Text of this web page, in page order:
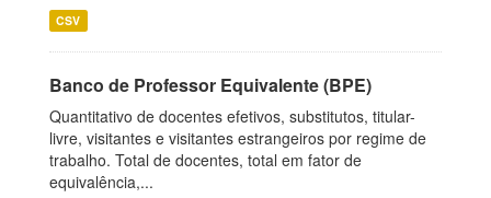
CSV
Banco de Professor Equivalente (BPE)
Quantitativo de docentes efetivos, substitutos, titular-
livre, visitantes e visitantes estrangeiros por regime de
trabalho. Total de docentes, total em fator de
equivalência,...